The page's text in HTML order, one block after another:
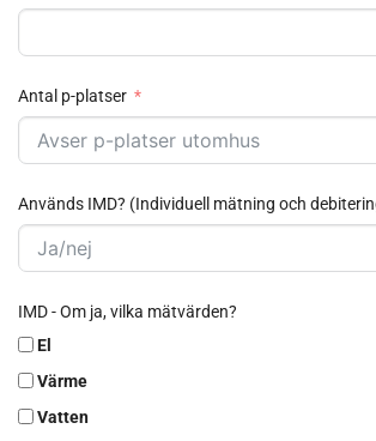
Antal p-platser
Används IMD? (Individuell mätning och
IMD - Om ja, vilka mätvärden?
El
Värme
Vatten